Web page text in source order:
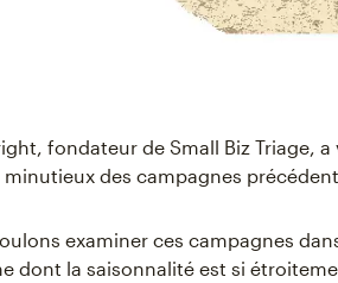
fondateur de Small Biz Triage,
minutieux des campagnes
examiner ces campagnes
dont la saisonnalité est si